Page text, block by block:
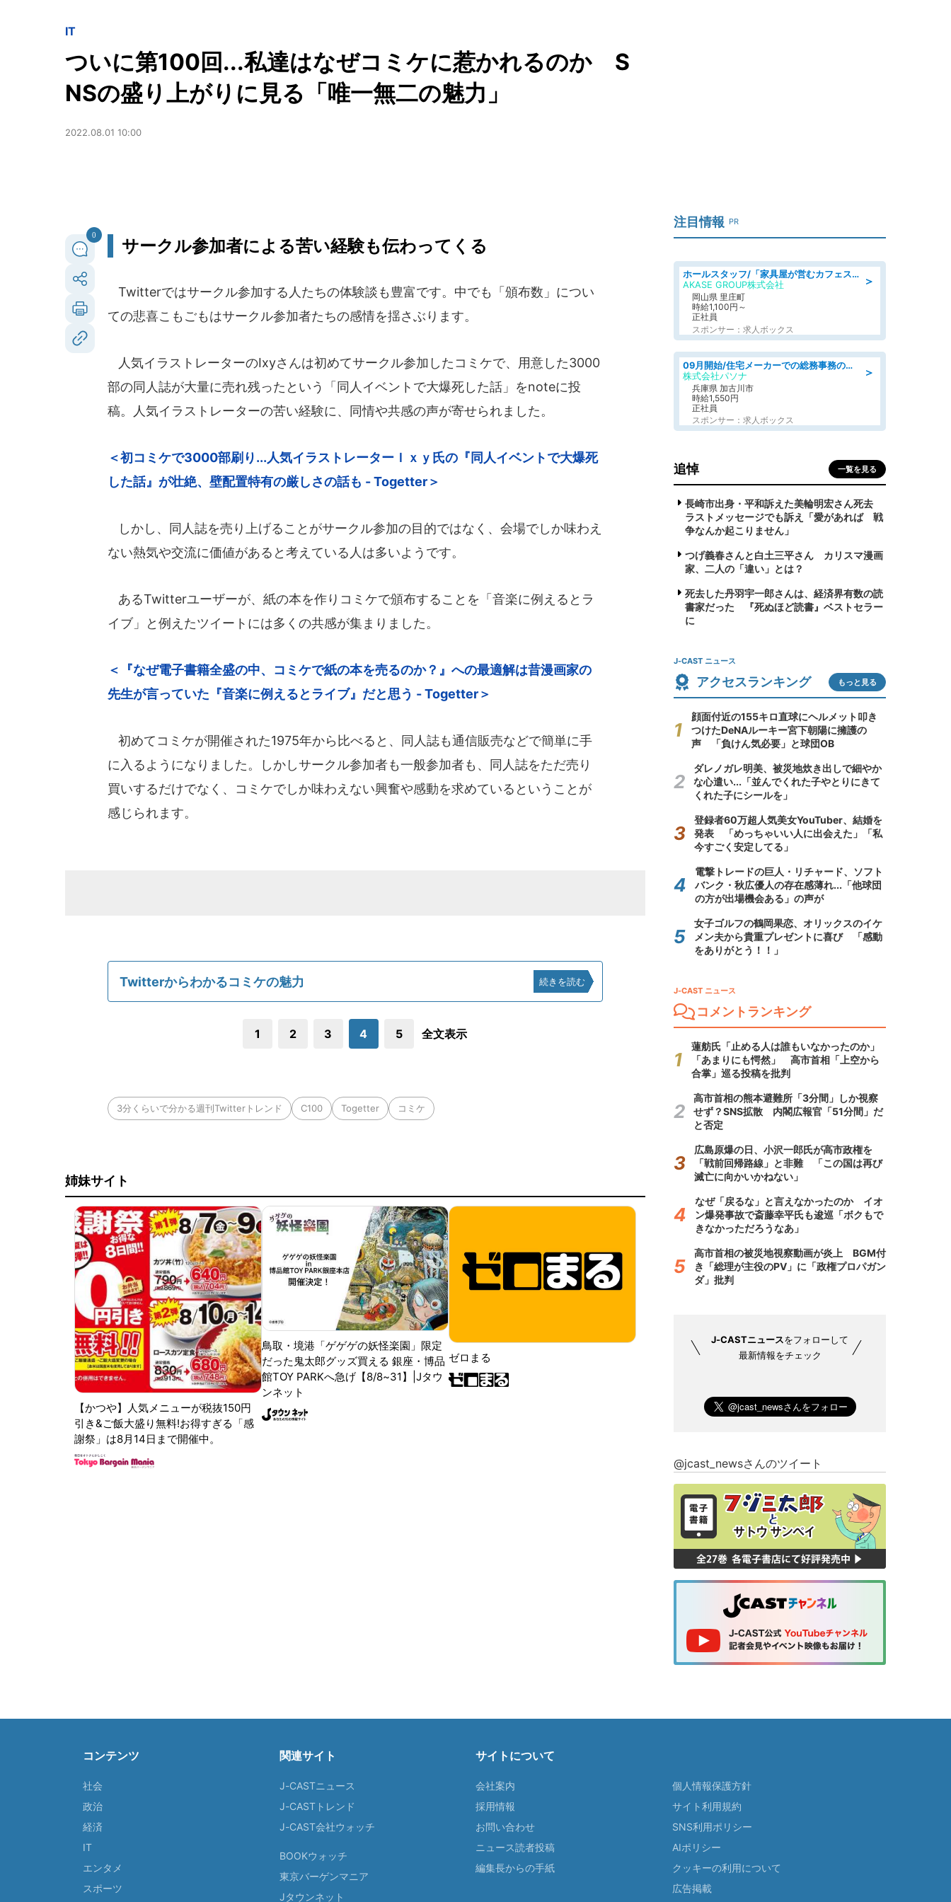
IT
ついに第100回...私達はなぜコミケに惹かれるのか S
NSの盛り上がりに見る「唯一無二の魅力」
2022.08.01 10:00
0
サークル参加者による苦い経験も伝わってくる
Twitterではサークル参加する人たちの体験談も豊富です。中でも「頒布数」につい
ての悲喜こもごもはサークル参加者たちの感情を揺さぶります。
人気イラストレーターのIxyさんは初めてサークル参加したコミケで、用意した3000
部の同人誌が大量に売れ残ったという「同人イベントで大爆死した話」をnoteに投
稿。人気イラストレーターの苦い経験に、同情や共感の声が寄せられました。
＜初コミケで3000部刷り...人気イラストレーターＩｘｙ氏の『同人イベントで大爆死
した話』が壮絶、壁配置特有の厳しさの話も - Togetter＞
しかし、同人誌を売り上げることがサークル参加の目的ではなく、会場でしか味わえ
ない熱気や交流に価値があると考えている人は多いようです。
あるTwitterユーザーが、紙の本を作りコミケで頒布することを「音楽に例えるとラ
イブ」と例えたツイートには多くの共感が集まりました。
＜『なぜ電子書籍全盛の中、コミケで紙の本を売るのか？』への最適解は昔漫画家の
先生が言っていた『音楽に例えるとライブ』だと思う - Togetter＞
初めてコミケが開催された1975年から比べると、同人誌も通信販売などで簡単に手
に入るようになりました。しかしサークル参加者も一般参加者も、同人誌をただ売り
買いするだけでなく、コミケでしか味わえない興奮や感動を求めているということが
感じられます。
Twitterからわかるコミケの魅力 続きを読む
1 2 3 4 5 全文表示
3分くらいで分かる週刊Twitterトレンド C100 Togetter コミケ
姉妹サイト
【かつや】人気メニューが税抜150円
引き&ご飯大盛り無料!お得すぎる「感
謝祭」は8月14日まで開催中。
鳥取・境港「ゲゲゲの妖怪楽園」限定
だった鬼太郎グッズ買える 銀座・博品
館TOY PARKへ急げ【8/8~31】|Jタウ
ンネット
ゼロまる
注目情報 PR
＞
ホールスタッフ/「家具屋が営むカフェスタッフ!」週2日～OK!嬉しいまかない付き/岡山県/浅口郡里庄町
AKASE GROUP株式会社
岡山県 里庄町
時給1,100円～
正社員
スポンサー：求人ボックス
＞
09月開始/住宅メーカーでの総務事務のお仕事/駅近/車通勤可/一般事務/人事労務
株式会社パソナ
兵庫県 加古川市
時給1,550円
正社員
スポンサー：求人ボックス
追悼 一覧を見る
長崎市出身・平和訴えた美輪明宏さん死去
ラストメッセージでも訴え「愛があれば 戦
争なんか起こりません」
つげ義春さんと白土三平さん カリスマ漫画
家、二人の「違い」とは？
死去した丹羽宇一郎さんは、経済界有数の読
書家だった 『死ぬほど読書』ベストセラー
に
J-CAST ニュース
アクセスランキング もっと見る
顔面付近の155キロ直球にヘルメット叩き
つけたDeNAルーキー宮下朝陽に擁護の
声 「負けん気必要」と球団OB
ダレノガレ明美、被災地炊き出しで細やか
な心遣い...「並んでくれた子やとりにきて
くれた子にシールを」
登録者60万超人気美女YouTuber、結婚を
発表 「めっちゃいい人に出会えた」「私
今すごく安定してる」
電撃トレードの巨人・リチャード、ソフト
バンク・秋広優人の存在感薄れ...「他球団
の方が出場機会ある」の声が
女子ゴルフの鶴岡果恋、オリックスのイケ
メン夫から貴重プレゼントに喜び 「感動
をありがとう！！」
J-CAST ニュース
コメントランキング
蓮舫氏「止める人は誰もいなかったのか」
「あまりにも愕然」 高市首相「上空から
合掌」巡る投稿を批判
高市首相の熊本避難所「3分間」しか視察
せず？SNS拡散 内閣広報官「51分間」だ
と否定
広島原爆の日、小沢一郎氏が高市政権を
「戦前回帰路線」と非難 「この国は再び
滅亡に向かいかねない」
なぜ「戻るな」と言えなかったのか イオ
ン爆発事故で斎藤幸平氏も逡巡「ボクもで
きなかっただろうなあ」
高市首相の被災地視察動画が炎上 BGM付
き「総理が主役のPV」に「政権プロパガン
ダ」批判
J-CASTニュースをフォローして
最新情報をチェック
@jcast_newsさんのツイート
コンテンツ
社会
政治
経済
IT
エンタメ
スポーツ
関連サイト
J-CASTニュース
J-CASTトレンド
J-CAST会社ウォッチ
BOOKウォッチ
東京バーゲンマニア
Jタウンネット
サイトについて
会社案内
採用情報
お問い合わせ
ニュース読者投稿
編集長からの手紙
個人情報保護方針
サイト利用規約
SNS利用ポリシー
AIポリシー
クッキーの利用について
広告掲載